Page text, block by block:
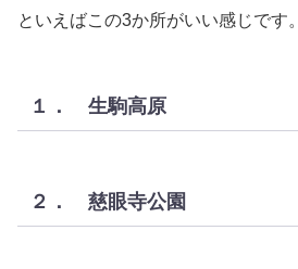
といえばこの3か所がいい感じです。
１． 生駒高原
２． 慈眼寺公園